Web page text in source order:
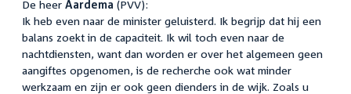
De heer Aardema (PVV):
Ik heb even naar de minister geluisterd. Ik begrijp dat hij een
balans zoekt in de capaciteit. Ik wil toch even naar de
nachtdiensten, want dan worden er over het algemeen geen
aangiftes opgenomen, is de recherche ook wat minder
werkzaam en zijn er ook geen dienders in de wijk. Zoals u